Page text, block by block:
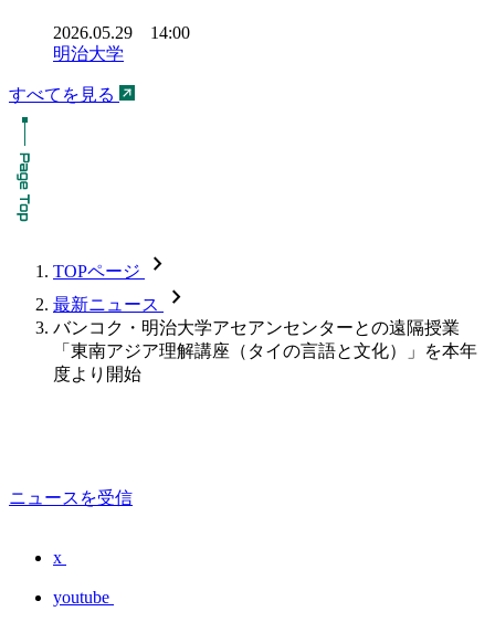
2026.05.29 14:00
明治大学
すべてを見る
TOPページ chevron_forward
最新ニュース chevron_forward
バンコク・明治大学アセアンセンターとの遠隔授業
「東南アジア理解講座（タイの言語と文化）」を本年
度より開始
ニュースを受信
x
youtube